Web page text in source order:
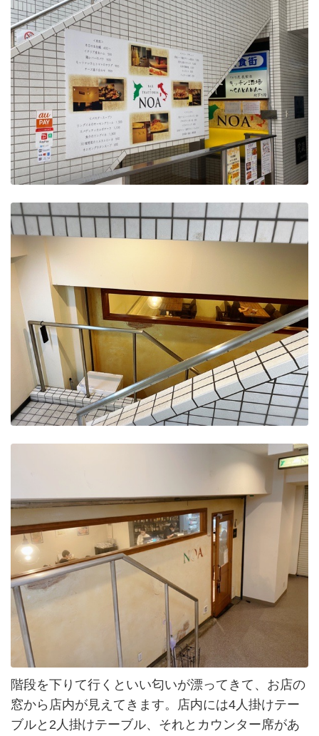
階段を下りて行くといい匂いが漂ってきて、お店の
窓から店内が見えてきます。店内には4人掛けテー
ブルと2人掛けテーブル、それとカウンター席があ